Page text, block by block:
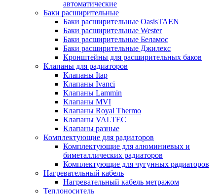
автоматические
Баки расширительные
Баки расширительные OasisTAEN
Баки расширительные Wester
Баки расширительные Беламос
Баки расширительные Джилекс
Кронштейны для расширительных баков
Клапаны для радиаторов
Клапаны Itap
Клапаны Ivanci
Клапаны Lammin
Клапаны MVI
Клапаны Royal Thermo
Клапаны VALTEC
Клапаны разные
Комплектующие для радиаторов
Комплектующие для алюминиевых и
биметаллических радиаторов
Комплектующие для чугунных радиаторов
Нагревательный кабель
Нагревательный кабель метражом
Теплоноситель